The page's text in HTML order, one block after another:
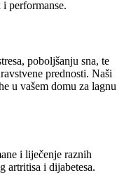
performanse.
poboljšanju sna, te
prednosti. Naši
u vašem domu za lagnu
i liječenje raznih
artritisa i dijabetesa.